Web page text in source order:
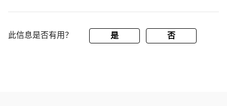
此信息是否有用？ 是 否